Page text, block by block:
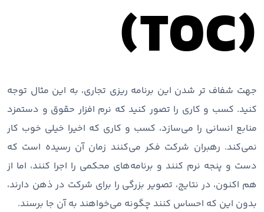
(TOC)
جهت شفاف تر شدن این برنامه ریزی تجاری، به این مثال توجه
کنید. کسب ‌و کاری را تصور کنید که نرم ‌افزار حقوق و دستمزد
منابع انسانی را می‌سازد، کسب ‌و کاری که اخیرا خیلی خوب کار
نمی‌کند. رهبران شرکت فکر می‌کنند زمان آن رسیده است که
دست و پنجه نرم کنند و برنامه‌های محکمی را اجرا کنند، اما از
هم ‌اکنون، در نتایج، تصویر بزرگی را برای شرکت در ذهن دارند،
بدون این که احساس کنند چگونه می‌خواهند به آن جا برسند.